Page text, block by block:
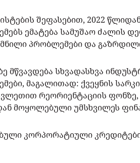
შეფასებით, 2022
ემატება სამუშაო ძალის
პრობლემები და
მწვავდება სხვადასხვა
მაგალითად: ქვეყნის
რეორიენტაციის ფონზე,
მოყოლებული უმსხვილეს
კორპორატიული